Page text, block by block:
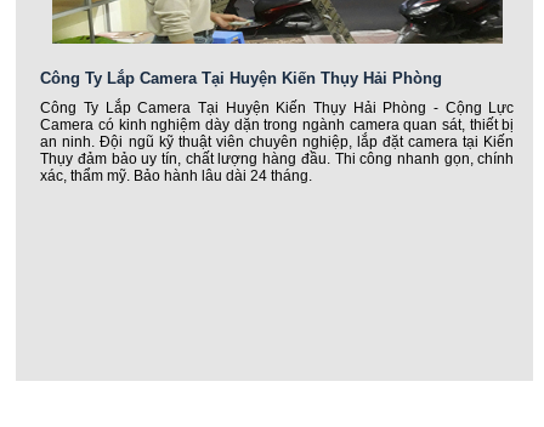
Công Ty Lắp Camera Tại Huyện Kiến Thụy Hải Phòng
Công Ty Lắp Camera Tại Huyện Kiến Thụy Hải Phòng - Cộng Lực
Camera có kinh nghiệm dày dặn trong ngành camera quan sát, thiết bị
an ninh. Đội ngũ kỹ thuật viên chuyên nghiệp, lắp đặt camera tại Kiến
Thụy đảm bảo uy tín, chất lượng hàng đầu. Thi công nhanh gọn, chính
xác, thẩm mỹ. Bảo hành lâu dài 24 tháng.